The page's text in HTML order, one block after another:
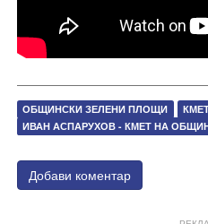
ОБЩИНСКИ ЗЕЛЕНИ ПЛОЩИ
ИВАН АСПАРУХОВ - КМЕТ НА
Добави коментар